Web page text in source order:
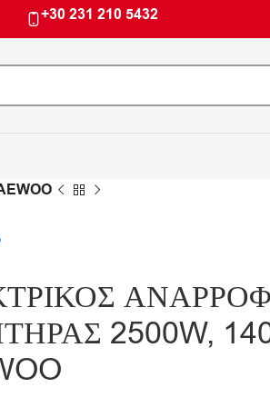
+30 231 210 5432
2500W,